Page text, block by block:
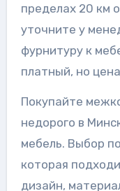
пределах 20 км
уточните у
фурнитуру к
платный, но
Покупайте
недорого в
мебель. Выбор
которая
дизайн,